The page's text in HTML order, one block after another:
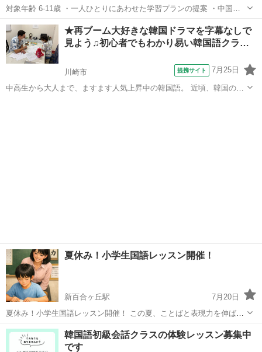
対象年齢 6-11歳 ・一人ひとりにあわせた学習プランの提案 ・中国人
講師の体験レッスン1回（無料） 来日して23年目、中国語教師経験は
長いです 興味がある方はメールで連絡ください。 SMS：08051026...
神奈川 横浜市 鶴見駅 中国語 子ども
★再ブーム大好きな韓国ドラマを字幕なしで
見よう♫初心者でもわかり易い韓国語クラ…
川崎市 提携サイト 7月25日
中高生から大人まで、ますます人気上昇中の韓国語。 近頃、韓国の音
夏休み！小学生国語レッスン開催！
新百合ヶ丘駅
7月20日
夏休み！小学生国語レッスン開催！ この夏、ことばと表現力を伸ばそ
う♪ 🔤国語レッスン（小学4〜6年） ✦ 期間：7月中〜8月末 ✦ 会場：
川崎市麻生区上麻生1-1-1 ホテルモリノ新百合...
神奈川 川崎市 新百合ヶ丘駅 国語
韓国語初級会話クラスの体験レッスン募集中
です